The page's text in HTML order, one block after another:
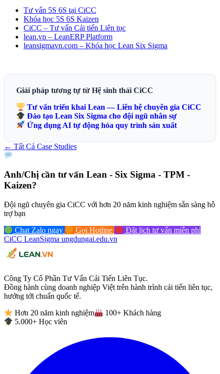
Tư vấn 5S 6S tại CiCC
Khóa học 5S 6S Kaizen
CiCC – Tư vấn Cải tiến Liên tục
lean.vn – LeanERP Platform
leansigmavn.com – Khóa học Lean Six Sigma
Giải pháp tương tự từ Hệ sinh thái CiCC
Tư vấn triển khai Lean — Liên hệ chuyên gia CiCC
Đào tạo Lean Six Sigma cho đội ngũ nhân sự
Ứng dụng AI tự động hóa quy trình sản xuất
← Tất Cả Case Studies
Anh/Chị cần tư vấn Lean - Six Sigma - TPM -
Kaizen?
Đội ngũ chuyên gia CiCC với hơn 20 năm kinh nghiệm sẵn sàng hỗ
trợ bạn
Chat Zalo ngay Gọi Hotline
Đặt lịch tư vấn miễn phí
CiCC LeanSigma ungdungai.edu.vn
Công Ty Cổ Phần Tư Vấn Cải Tiến Liên Tục.
Đồng hành cùng doanh nghiệp Việt trên hành trình cải tiến liên tục,
hướng tới chuẩn quốc tế.
Hơn 20 năm kinh nghiệm
100+ Khách hàng
5.000+ Học viên